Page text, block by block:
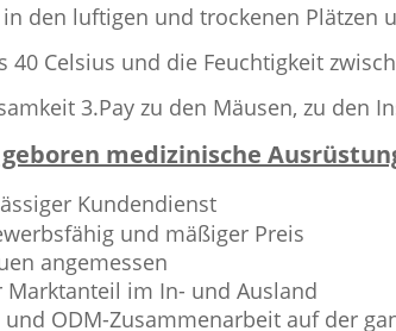
in den luftigen und trockenen Plätzen
40 Celsius und die Feuchtigkeit
3.Pay zu den Mäusen, zu den
medizinische
Kundendienst
und mäßiger Preis
angemessen
Marktanteil im In- und Ausland
und ODM-Zusammenarbeit auf der